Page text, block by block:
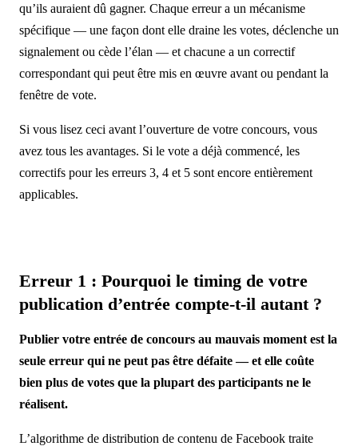
qu’ils auraient dû gagner. Chaque erreur a un mécanisme
spécifique — une façon dont elle draine les votes, déclenche un
signalement ou cède l’élan — et chacune a un correctif
correspondant qui peut être mis en œuvre avant ou pendant la
fenêtre de vote.
Si vous lisez ceci avant l’ouverture de votre concours, vous
avez tous les avantages. Si le vote a déjà commencé, les
correctifs pour les erreurs 3, 4 et 5 sont encore entièrement
applicables.
Erreur 1 : Pourquoi le timing de votre
publication d’entrée compte-t-il autant ?
Publier votre entrée de concours au mauvais moment est la
seule erreur qui ne peut pas être défaite — et elle coûte
bien plus de votes que la plupart des participants ne le
réalisent.
L’algorithme de distribution de contenu de Facebook traite